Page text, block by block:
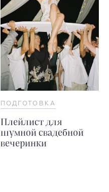
ПОДГОТОВКА
Плейлист для
шумной свадебной
вечеринки